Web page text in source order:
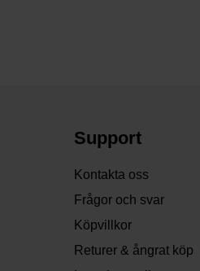
Support
Kontakta oss
Frågor och svar
Köpvillkor
Returer & ångrat köp